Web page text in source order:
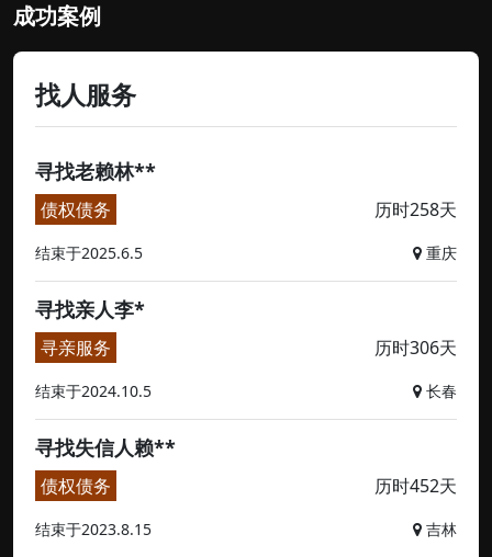
成功案例
找人服务
寻找老赖林**
债权债务 历时258天
结束于2025.6.5 重庆
寻找亲人李*
寻亲服务 历时306天
结束于2024.10.5 长春
寻找失信人赖**
债权债务 历时452天
结束于2023.8.15 吉林